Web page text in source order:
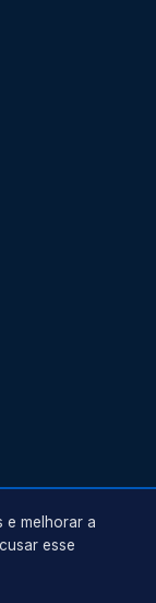
e melhorar a
esse